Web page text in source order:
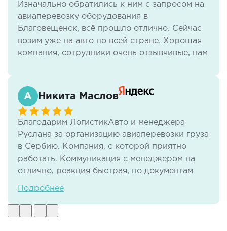
Изначально обратились к ним с запросом на
авиаперевозку оборудования в
Благовещенск, всё прошло отлично. Сейчас
возим уже на авто по всей стране. Хорошая
компания, сотрудники очень отзывчивые, нам
Никита Маслов
Благодарим ЛогистикАвто и менеджера
Руслана за организацию авиаперевозки груза
в Сербию. Компания, с которой приятно
работать. Коммуникация с менеджером на
отлично, реакция быстрая, по документам
тоже нет никаких проблем. И самое важное -
виде.
Подробнее